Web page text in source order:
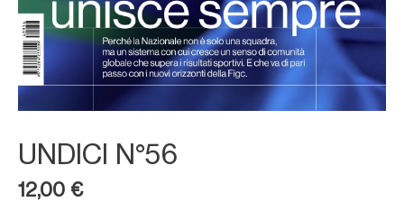
UNDICI N°56
12,00 €